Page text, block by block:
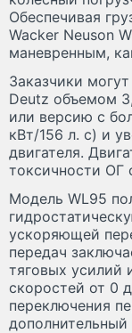
Обеспечивая
Wacker Neuson
маневренным,
Заказчики
Deutz объемом
или версию с
кВт/156 л. с) и
двигателя.
токсичности ОГ
Модель WL95
ускоряющей
передач
тяговых усилий
скоростей от 0
переключения